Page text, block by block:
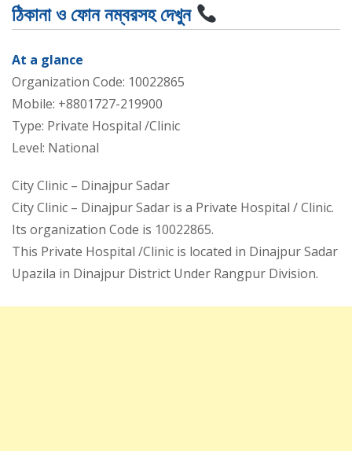
ঠিকানা ও ফোন নম্বরসহ দেখুন
At a glance
Organization Code: 10022865
Mobile: +8801727-219900
Type: Private Hospital /Clinic
Level: National
City Clinic – Dinajpur Sadar
City Clinic – Dinajpur Sadar is a Private Hospital / Clinic.
Its organization Code is 10022865.
This Private Hospital /Clinic is located in Dinajpur Sadar
Upazila in Dinajpur District Under Rangpur Division.